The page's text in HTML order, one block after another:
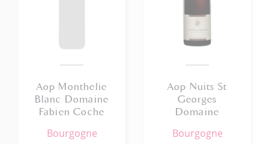
Aop Monthelie
Blanc Domaine
Fabien Coche
bourgogne
Aop Nuits St
Georges
Domaine
bourgogne